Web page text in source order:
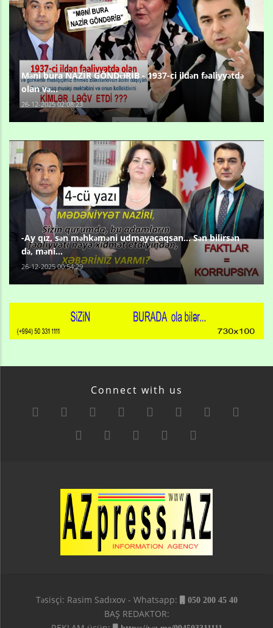
Məni bura NAZİR GÖNDƏRİB - 1937-ci ildən fəaliyyətdə
olan və...
26-12-2025 02:08:23
-Ay qız, sən məhkəməni udmayacaqsan... Sən bilirsən
də, məni...
26-12-2025 00:54:29
Connect with us
Təsisçi: Rasim Sadıxov - Whatsapp: 050 200 45 40
BAŞ REDAKTOR: